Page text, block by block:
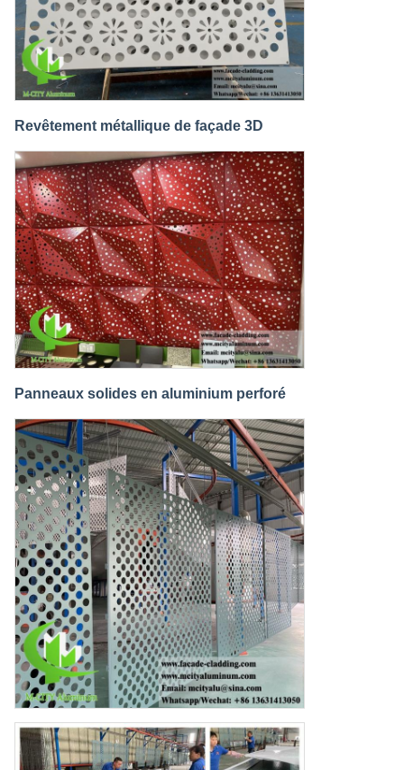
Revêtement métallique de façade 3D
Panneaux solides en aluminium perforé